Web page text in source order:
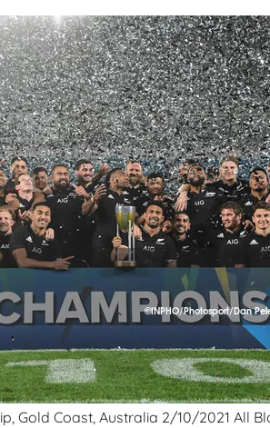
Gold Coast, Australia 2/10/2021 All